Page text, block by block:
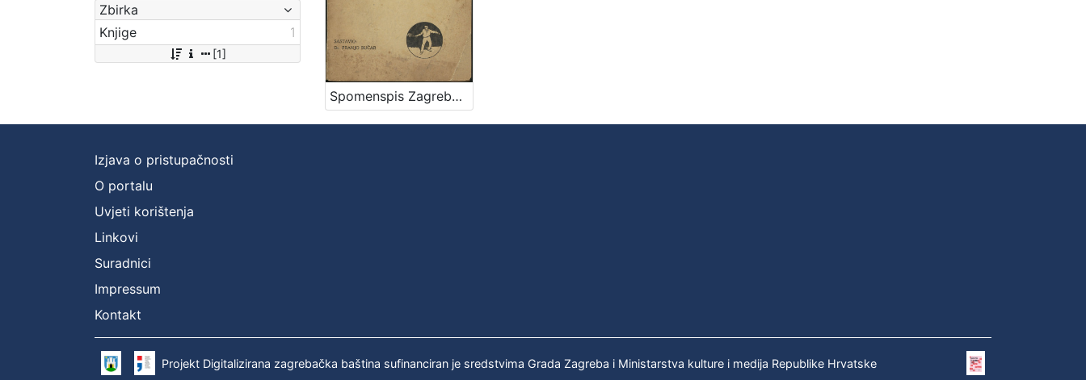
Zbirka
Knjige
1
[1]
Spomenspis Zagrebačkog klizačkog društva : 1877-1931 / sastavio Franjo Bučar
Izjava o pristupačnosti
O portalu
Uvjeti korištenja
Linkovi
Suradnici
Impressum
Kontakt
Projekt Digitalizirana zagrebačka baština sufinanciran je sredstvima Grada Zagreba i Ministarstva kulture i medija Republike Hrvatske